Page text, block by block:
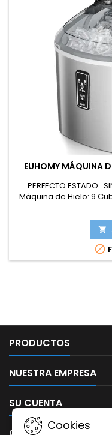
EUHOMY MÁQUINA
PERFECTO ESTADO .
Máquina de Hielo: 9
Hielo Autolimpiable,
aAsa, Pala
Inicio/

PRODUCTOS
NUESTRA EMPRESA
SU CUENTA
Cookies